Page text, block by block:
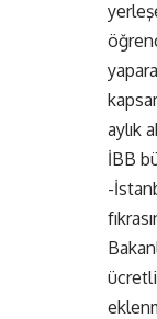
aylık
İBB
-
ücretli